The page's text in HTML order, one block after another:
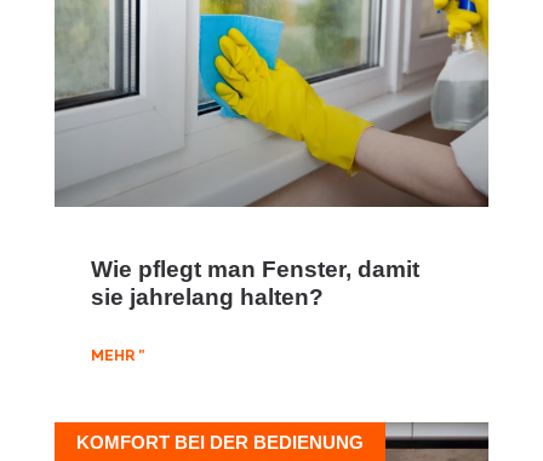
Wie pflegt man Fenster, damit
sie jahrelang halten?
MEHR "
KOMFORT BEI DER BEDIENUNG